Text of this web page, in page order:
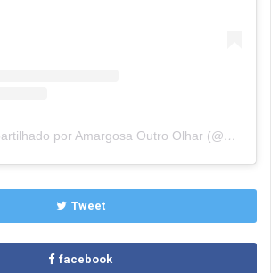
Um post compartilhado por Amargosa Outro Olhar (@amargosaoutroolhar)
Tweet
facebook